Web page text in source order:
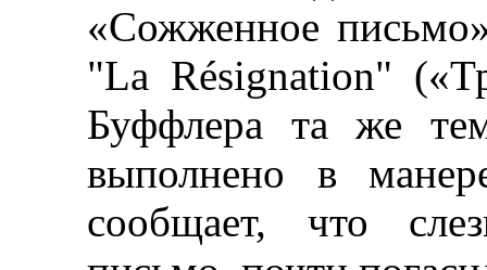
«Сожженное
"La Résignation"
Буффлера та же
выполнено в
сообщает, что